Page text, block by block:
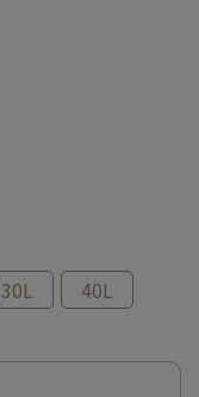
30L 40L